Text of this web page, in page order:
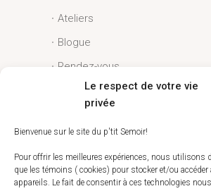
Le respect de votre vie
privée
Bienvenue sur le site du p'tit Semoir!
Pour offrir les meilleures expériences, nous utilisons
que les témoins ( cookies) pour stocker et/ou
appareils. Le fait de consentir à ces technologies
Ateliers
Blogue
Rendez-vous
Conditions générales
Liens utiles
Espace client
Conditions générales